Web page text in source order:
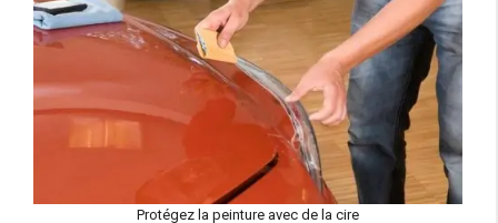
Protégez la peinture avec de la cire